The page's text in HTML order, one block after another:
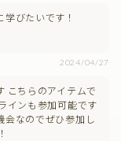
びたいです！
2024/04/27
こちらのアイテムで
インも参加可能です
会なのでぜひ参加し